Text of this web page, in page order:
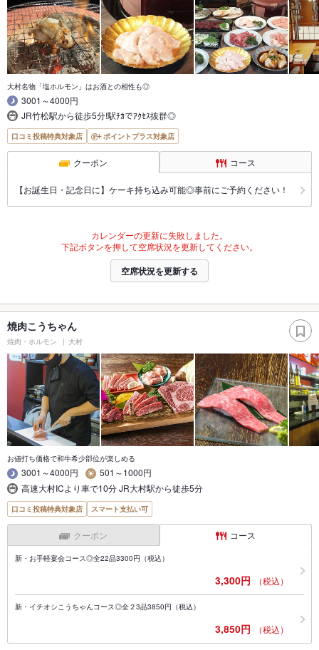
大村名物「塩ホルモン」はお酒との相性も◎
3001～4000円
JR竹松駅から徒歩5分!駅ﾁｶでｱｸｾｽ抜群◎
口コミ投稿特典対象店 ポイントプラス対象店
クーポン コース
【お誕生日・記念日に】ケーキ持ち込み可能◎事前にご予約ください！
カレンダーの更新に失敗しました。
下記ボタンを押して空席状況を更新してください。
空席状況を更新する
焼肉こうちゃん
焼肉・ホルモン 大村
お値打ち価格で和牛希少部位が楽しめる
3001～4000円
501～1000円
高速大村ICより車で10分 JR大村駅から徒歩5分
口コミ投稿特典対象店 スマート支払い可
クーポン コース
新・お手軽宴会コース◎全22品3300円（税込）
3,300円 （税込）
新・イチオシこうちゃんコース◎全２3品3850円（税込）
3,850円 （税込）